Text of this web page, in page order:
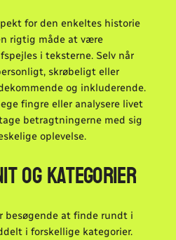
for den enkeltes historie
rigtig måde at være
i teksterne. Selv når
skrøbeligt eller
og inkluderende.
fingre eller analysere livet
betragtningerne med sig
oplevelse.
og kategorier
besøgende at finde rundt i
i forskellige kategorier.